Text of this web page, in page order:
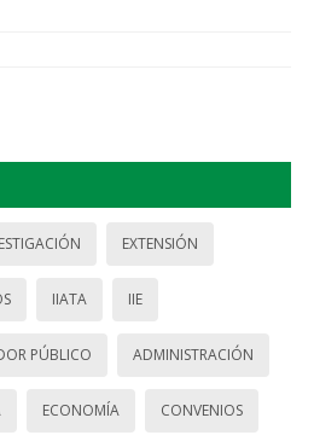
EXTENSIÓN
IIATA IIE
PÚBLICO ADMINISTRACIÓN
ECONOMÍA CONVENIOS